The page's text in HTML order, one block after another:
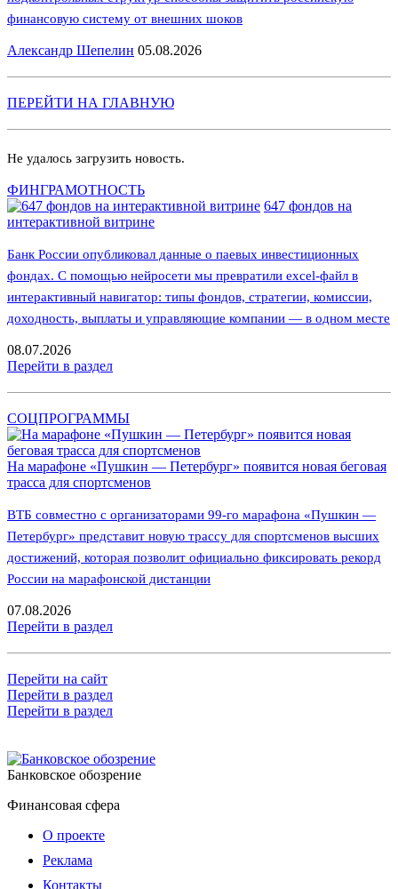
финансовую систему от внешних шоков
Александр Шепелин 05.08.2026
ПЕРЕЙТИ НА ГЛАВНУЮ
Не удалось загрузить новость.
ФИНГРАМОТНОСТЬ
647 фондов на
интерактивной витрине
Банк России опубликовал данные о паевых инвестиционных
фондах. С помощью нейросети мы превратили excel-файл в
интерактивный навигатор: типы фондов, стратегии, комиссии,
доходность, выплаты и управляющие компании — в одном месте
08.07.2026
Перейти в раздел
СОЦПРОГРАММЫ
На марафоне «Пушкин — Петербург» появится новая беговая
трасса для спортсменов
ВТБ совместно с организаторами 99-го марафона «Пушкин —
Петербург» представит новую трассу для спортсменов высших
достижений, которая позволит официально фиксировать рекорд
России на марафонской дистанции
07.08.2026
Перейти в раздел
Перейти на сайт
Перейти в раздел
Перейти в раздел
Банковское обозрение
Финансовая сфера
О проекте
Реклама
Контакты